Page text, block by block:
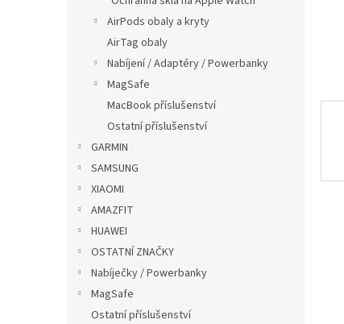
AirPods obaly a kryty
AirTag obaly
Nabíjení / Adaptéry / Powerbanky
MagSafe
MacBook příslušenství
Ostatní příslušenství
GARMIN
SAMSUNG
XIAOMI
AMAZFIT
HUAWEI
OSTATNÍ ZNAČKY
Nabíječky / Powerbanky
MagSafe
Ostatní příslušenství